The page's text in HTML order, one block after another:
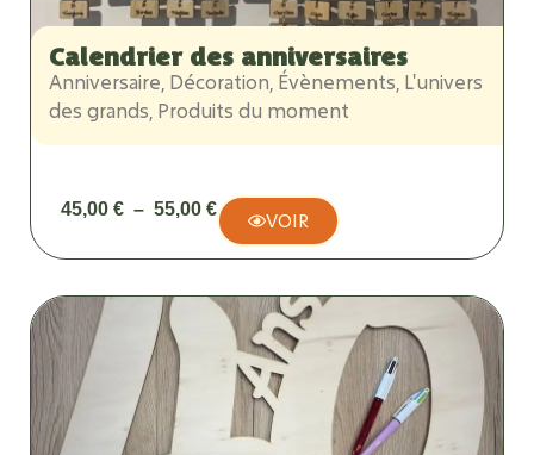
Calendrier des anniversaires
Anniversaire Décoration Évènements L'univers
des grands Produits du moment
45,00 € – 55,00 € VOIR